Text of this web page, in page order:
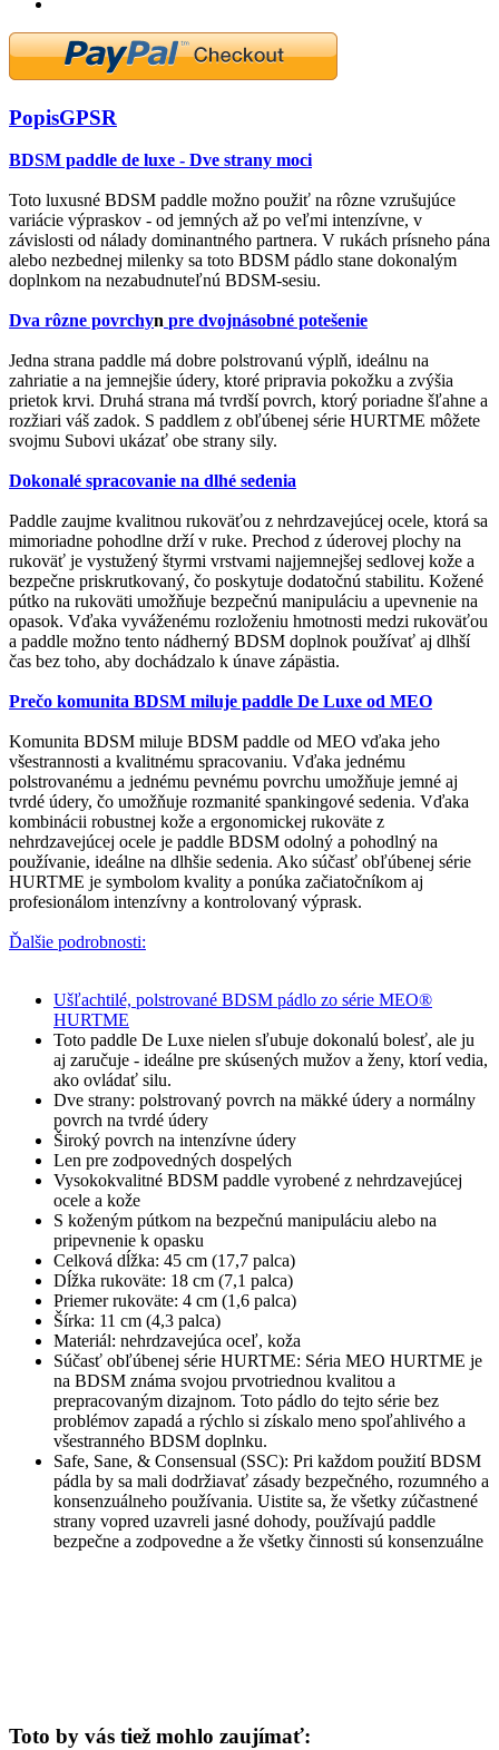
PopisGPSR
BDSM paddle de luxe - Dve strany moci
Toto luxusné BDSM paddle možno použiť na rôzne vzrušujúce
variácie výpraskov - od jemných až po veľmi intenzívne, v
závislosti od nálady dominantného partnera. V rukách prísneho pána
alebo nezbednej milenky sa toto BDSM pádlo stane dokonalým
doplnkom na nezabudnuteľnú BDSM-sesiu.
Dva rôzne povrchyn pre dvojnásobné potešenie
Jedna strana paddle má dobre polstrovanú výplň, ideálnu na
zahriatie a na jemnejšie údery, ktoré pripravia pokožku a zvýšia
prietok krvi. Druhá strana má tvrdší povrch, ktorý poriadne šľahne a
rozžiari váš zadok. S paddlem z obľúbenej série HURTME môžete
svojmu Subovi ukázať obe strany sily.
Dokonalé spracovanie na dlhé sedenia
Paddle zaujme kvalitnou rukoväťou z nehrdzavejúcej ocele, ktorá sa
mimoriadne pohodlne drží v ruke. Prechod z úderovej plochy na
rukoväť je vystužený štyrmi vrstvami najjemnejšej sedlovej kože a
bezpečne priskrutkovaný, čo poskytuje dodatočnú stabilitu. Kožené
pútko na rukoväti umožňuje bezpečnú manipuláciu a upevnenie na
opasok. Vďaka vyváženému rozloženiu hmotnosti medzi rukoväťou
a paddle možno tento nádherný BDSM doplnok používať aj dlhší
čas bez toho, aby dochádzalo k únave zápästia.
Prečo komunita BDSM miluje paddle De Luxe od MEO
Komunita BDSM miluje BDSM paddle od MEO vďaka jeho
všestrannosti a kvalitnému spracovaniu. Vďaka jednému
polstrovanému a jednému pevnému povrchu umožňuje jemné aj
tvrdé údery, čo umožňuje rozmanité spankingové sedenia. Vďaka
kombinácii robustnej kože a ergonomickej rukoväte z
nehrdzavejúcej ocele je paddle BDSM odolný a pohodlný na
používanie, ideálne na dlhšie sedenia. Ako súčasť obľúbenej série
HURTME je symbolom kvality a ponúka začiatočníkom aj
profesionálom intenzívny a kontrolovaný výprask.
Ďalšie podrobnosti:
Ušľachtilé, polstrované BDSM pádlo zo série MEO®
HURTME
Toto paddle De Luxe nielen sľubuje dokonalú bolesť, ale ju
aj zaručuje - ideálne pre skúsených mužov a ženy, ktorí vedia,
ako ovládať silu.
Dve strany: polstrovaný povrch na mäkké údery a normálny
povrch na tvrdé údery
Široký povrch na intenzívne údery
Len pre zodpovedných dospelých
Vysokokvalitné BDSM paddle vyrobené z nehrdzavejúcej
ocele a kože
S koženým pútkom na bezpečnú manipuláciu alebo na
pripevnenie k opasku
Celková dĺžka: 45 cm (17,7 palca)
Dĺžka rukoväte: 18 cm (7,1 palca)
Priemer rukoväte: 4 cm (1,6 palca)
Šírka: 11 cm (4,3 palca)
Materiál: nehrdzavejúca oceľ, koža
Súčasť obľúbenej série HURTME: Séria MEO HURTME je
na BDSM známa svojou prvotriednou kvalitou a
prepracovaným dizajnom. Toto pádlo do tejto série bez
problémov zapadá a rýchlo si získalo meno spoľahlivého a
všestranného BDSM doplnku.
Safe, Sane, & Consensual (SSC): Pri každom použití BDSM
pádla by sa mali dodržiavať zásady bezpečného, rozumného a
konsenzuálneho používania. Uistite sa, že všetky zúčastnené
strany vopred uzavreli jasné dohody, používajú paddle
bezpečne a zodpovedne a že všetky činnosti sú konsenzuálne
Toto by vás tiež mohlo zaujímať: